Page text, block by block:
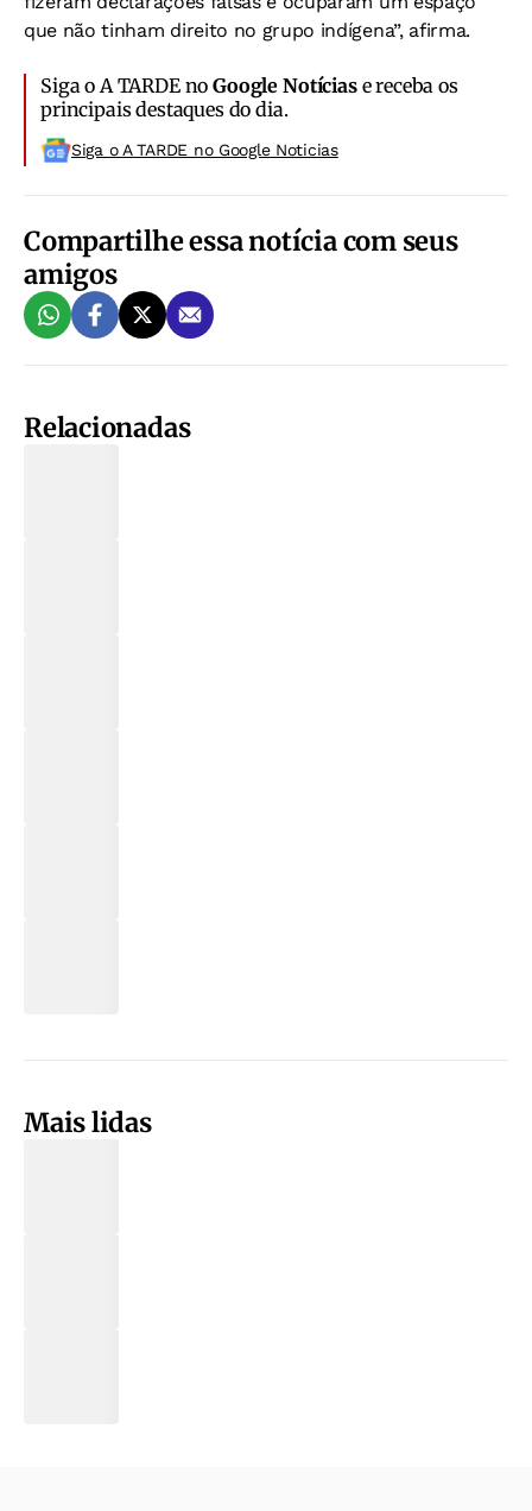
que não tinham direito no grupo indígena”, afirma.
Siga o A TARDE noGoogle Notíciase receba os
principais destaques do dia.
Siga o A TARDE no Google Noticias
Compartilhe essa notícia com seus
amigos
Relacionadas
Mais lidas